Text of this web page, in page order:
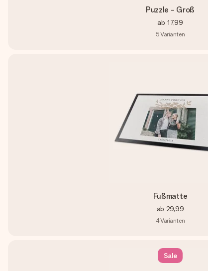
Puzzle - Groß
ab 17,99
5Varianten
Fußmatte
ab 29,99
4Varianten
Sale